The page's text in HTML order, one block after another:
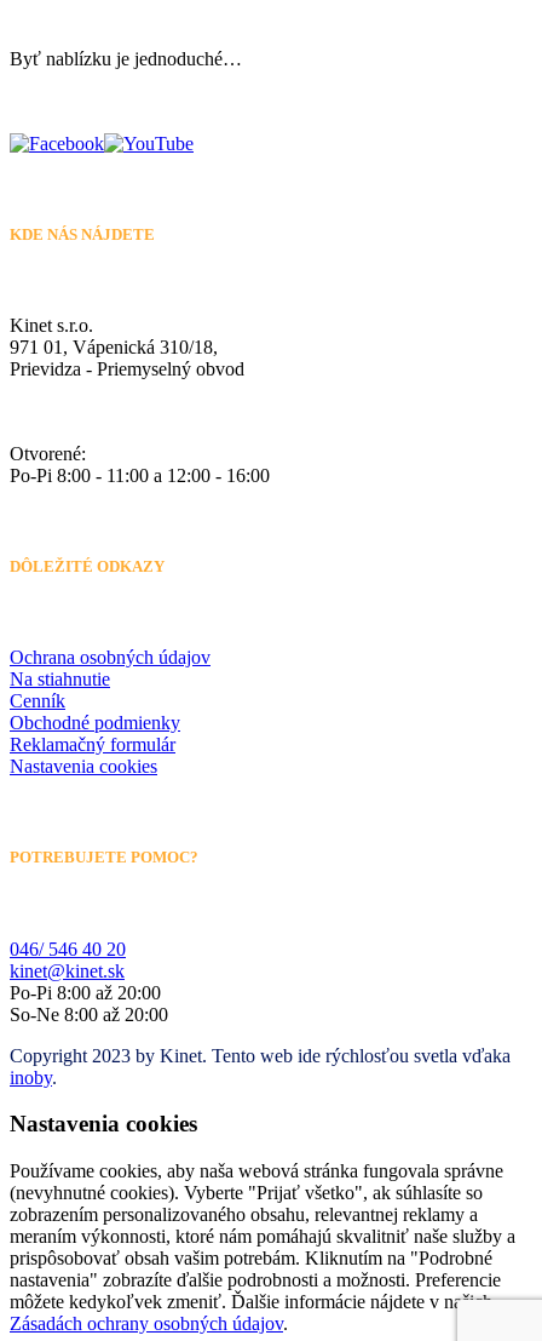
Byť nablízku je jednoduché…
KDE NÁS NÁJDETE
Kinet s.r.o.
971 01, Vápenická 310/18,
Prievidza - Priemyselný obvod
Otvorené:
Po-Pi 8:00 - 11:00 a 12:00 - 16:00
DÔLEŽITÉ ODKAZY
Ochrana osobných údajov
Na stiahnutie
Cenník
Obchodné podmienky
Reklamačný formulár
Nastavenia cookies
POTREBUJETE POMOC?
046/ 546 40 20
kinet@kinet.sk
Po-Pi 8:00 až 20:00
So-Ne 8:00 až 20:00
Copyright 2023 by Kinet. Tento web ide rýchlosťou svetla vďaka
inoby.
Nastavenia cookies
Používame cookies, aby naša webová stránka fungovala správne
(nevyhnutné cookies). Vyberte "Prijať všetko", ak súhlasíte so
zobrazením personalizovaného obsahu, relevantnej reklamy a
meraním výkonnosti, ktoré nám pomáhajú skvalitniť naše služby a
prispôsobovať obsah vašim potrebám. Kliknutím na "Podrobné
nastavenia" zobrazíte ďalšie podrobnosti a možnosti. Preferencie
môžete kedykoľvek zmeniť. Ďalšie informácie nájdete v našich
Zásadách ochrany osobných údajov.